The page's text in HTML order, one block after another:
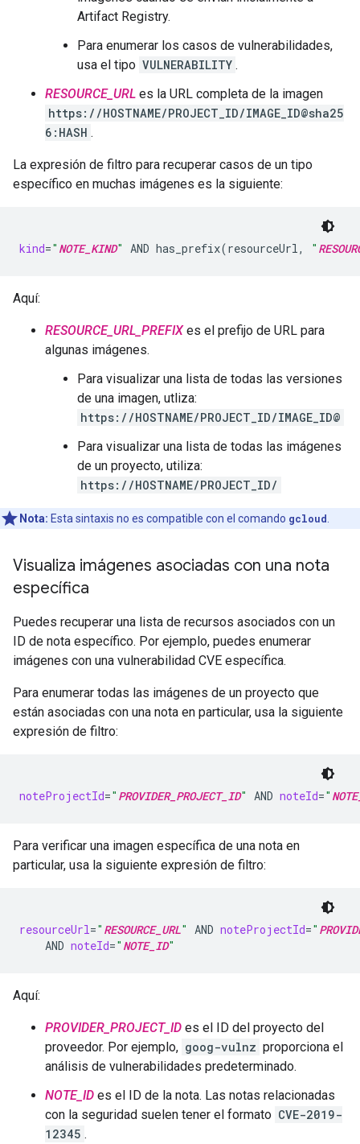
Artifact Registry.
Para enumerar los casos de vulnerabilidades,
usa el tipo VULNERABILITY .
RESOURCE_URL es la URL completa de la imagen
https://HOSTNAME/PROJECT_ID/IMAGE_ID@sha25
6:HASH .
La expresión de filtro para recuperar casos de un tipo
específico en muchas imágenes es la siguiente:
kind=" NOTE_KIND" AND has_prefix(resourceUrl, "
Aquí:
RESOURCE_URL_PREFIXes el prefijo de URL para
algunas imágenes.
Para visualizar una lista de todas las versiones
de una imagen, utliza:
https://HOSTNAME/PROJECT_ID/IMAGE_ID@
Para visualizar una lista de todas las imágenes
de un proyecto, utiliza:
https://HOSTNAME/PROJECT_ID/
Nota: Esta sintaxis no es compatible con el comando gcloud
Visualiza imágenes asociadas con una nota
específica
Puedes recuperar una lista de recursos asociados con un
ID de nota específico. Por ejemplo, puedes enumerar
imágenes con una vulnerabilidad CVE específica.
Para enumerar todas las imágenes de un proyecto que
están asociadas con una nota en particular, usa la siguiente
expresión de filtro:
noteProjectId=" PROVIDER_PROJECT_ID" AND noteId="
Para verificar una imagen específica de una nota en
particular, usa la siguiente expresión de filtro:
resourceUrl=" RESOURCE_URL" AND noteProjectId="
AND noteId=" NOTE_ID"
Aquí:
PROVIDER_PROJECT_ID es el ID del proyecto del
proveedor. Por ejemplo, goog-vulnz proporciona el
análisis de vulnerabilidades predeterminado.
NOTE_ID es el ID de la nota. Las notas relacionadas
con la seguridad suelen tener el formato CVE-2019-
12345 .